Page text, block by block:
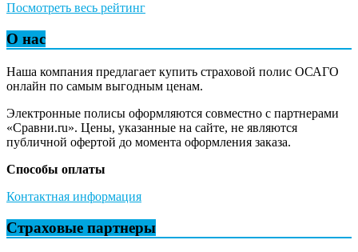
Посмотреть весь рейтинг
О нас
Наша компания предлагает купить страховой полис ОСАГО
онлайн по самым выгодным ценам.
Электронные полисы оформляются совместно с партнерами
«Сравни.ru». Цены, указанные на сайте, не являются
публичной офертой до момента оформления заказа.
Способы оплаты
Контактная информация
Страховые партнеры